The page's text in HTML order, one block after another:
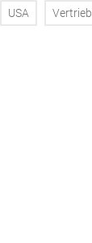
USA Vertrieb